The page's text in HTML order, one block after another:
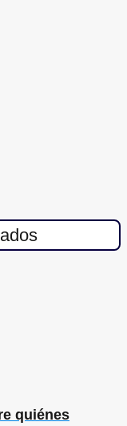
quiénes